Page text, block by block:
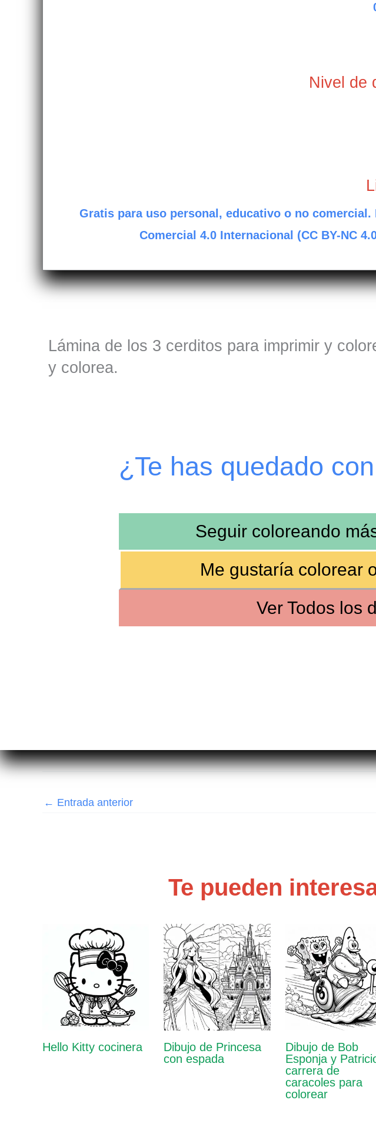
Nivel de
Gratis para uso personal, educativo o no
Comercial 4.0 Internacional (CC BY-NC
Lámina de los 3 cerditos para imprimir y
y colorea.
¿Te has quedado
Seguir coloreando
Me gustaría colorear
Ver Todos los
← Entrada anterior
Te pueden
Hello Kitty cocinera
Dibujo de Princesa
con espada
Dibujo de Bob
Esponja y
carrera de
caracoles para
colorear